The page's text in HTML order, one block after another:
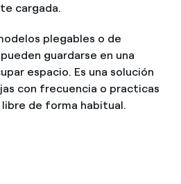
cargada.
plegables o de
guardarse en una
espacio. Es una solución
con frecuencia o practicas
de forma habitual.